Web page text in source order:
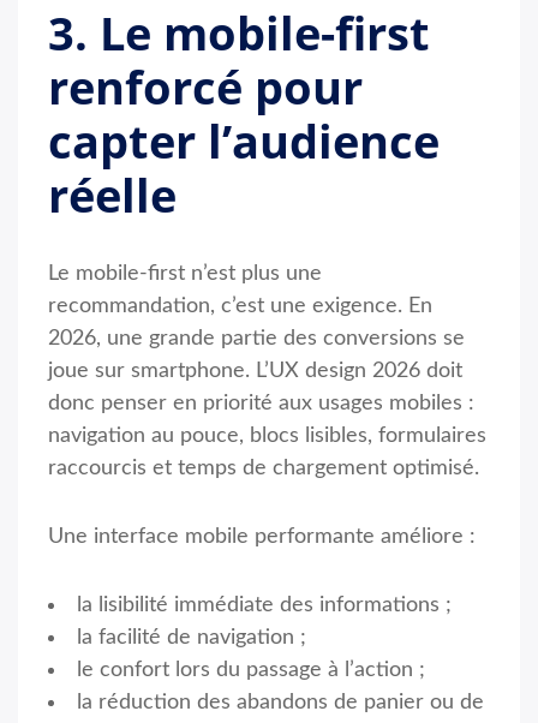
3. Le mobile-first
renforcé pour
capter l’audience
réelle
Le mobile-first n’est plus une
recommandation, c’est une exigence. En
2026, une grande partie des conversions se
joue sur smartphone. L’UX design 2026 doit
donc penser en priorité aux usages mobiles :
navigation au pouce, blocs lisibles, formulaires
raccourcis et temps de chargement optimisé.
Une interface mobile performante améliore :
la lisibilité immédiate des informations ;
la facilité de navigation ;
le confort lors du passage à l’action ;
la réduction des abandons de panier ou de